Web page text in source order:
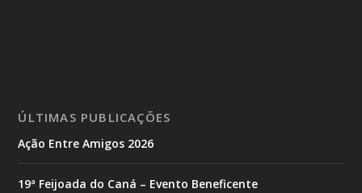
ÚLTIMAS PUBLICAÇÕES
Ação Entre Amigos 2026
19ª Feijoada do Caná – Evento Beneficente